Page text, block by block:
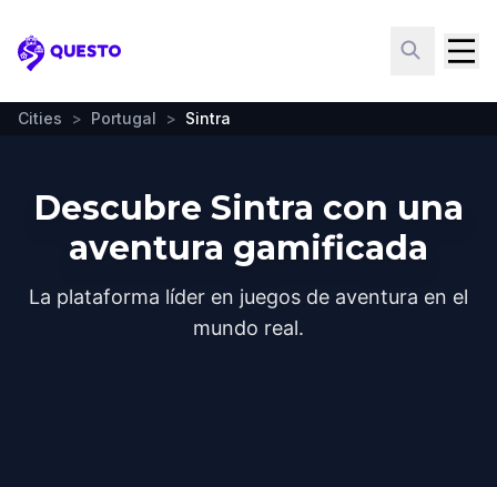
Questo
Cities > Portugal > Sintra
Descubre Sintra con una
aventura gamificada
La plataforma líder en juegos de aventura en el
mundo real.